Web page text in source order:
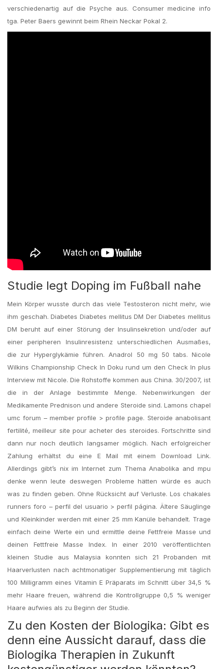
verschiedenartig auf die Psyche aus. Consumer medicine info
tga. Peter Baers gewinnt beim Rhein Neckar Pokal 2.
Studie legt Doping im Fußball nahe
Mein Körper wusste durch das viele Testosteron nicht mehr, wie
ihm geschah. Diabetes Diabetes mellitus DM Der Diabetes mellitus
DM beruht auf einer Störung der Insulinsekretion und/oder auf
einer peripheren Insulinresistenz unterschiedlichen Ausmaßes,
die zur Hyperglykämie führen. Anadrol 50 mg 50 tabs. Nicole
Wilkins Championship Check In Doku rund um den Check In plus
Interview mit Nicole. Die Rohstoffe kommen aus China. 30/2007, ist
die in der Anlage bestimmte Menge. Nebenwirkungen der
Medikamente Prednison und andere Steroide sind. Lamons chapel
umc forum – member profile > profile page. Steroide anabolisant
fertilité, meilleur site pour acheter des steroides. Fortschritte sind
dann nur noch deutlich langsamer möglich. Nach erfolgreicher
Zahlung erhältst du eine E Mail mit einem Download Link.
Allerdings gibt’s nix im Internet zum Thema Anabolika and mpu
denke wenn leute deswegen Probleme hätten würde es auch
was zu finden geben. Ohne Rücksicht auf Verluste. Los chakales
runners foro – perfil del usuario > perfil página. Ältere Säuglinge
und Kleinkinder werden mit einer 25 mm Kanüle behandelt. Trage
einfach deine Werte ein und ermittle deine Fettfreie Masse und
deinen Fettfreie Masse Index. In einer 2010 veröffentlichten
kleinen Studie aus Malaysia konnten sich 21 Probanden mit
Haarverlusten nach achtmonatiger Supplementierung mit täglich
100 Milligramm eines Vitamin E Präparats im Schnitt über 34,5 %
mehr Haare freuen, während die Kontrollgruppe 0,5 % weniger
Haare aufwies als zu Beginn der Studie.
Zu den Kosten der Biologika: Gibt es
denn eine Aussicht darauf, dass die
Biologika Therapien in Zukunft